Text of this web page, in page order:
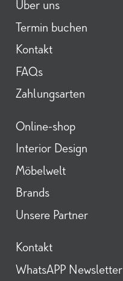
Über uns
Termin buchen
Kontakt
FAQs
Zahlungsarten
Online-shop
Interior Design
Möbelwelt
Brands
Unsere Partner
Kontakt
WhatsAPP Newsletter